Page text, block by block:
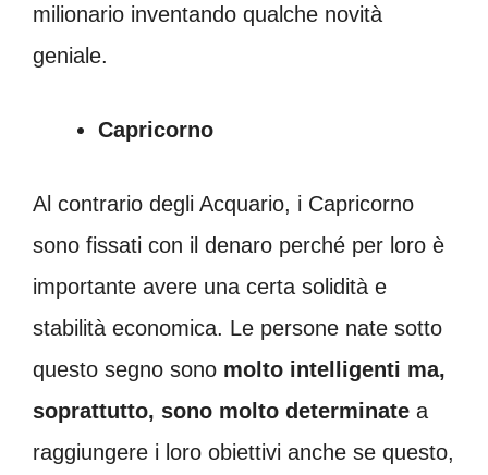
milionario inventando qualche novità
geniale.
Capricorno
Al contrario degli Acquario, i Capricorno
sono fissati con il denaro perché per loro è
importante avere una certa solidità e
stabilità economica. Le persone nate sotto
questo segno sono molto intelligenti ma,
soprattutto, sono molto determinate a
raggiungere i loro obiettivi anche se questo,